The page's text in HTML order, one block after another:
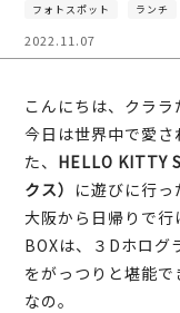
フォトスポット
ランチ
2022.11.07
こんにちは、クララ
今日は世界中で愛さ
た、 HELLO KITTY
クス） に遊びに行
大阪から日帰りで
BOXは、３Dホログ
をがっつりと堪能
なの。